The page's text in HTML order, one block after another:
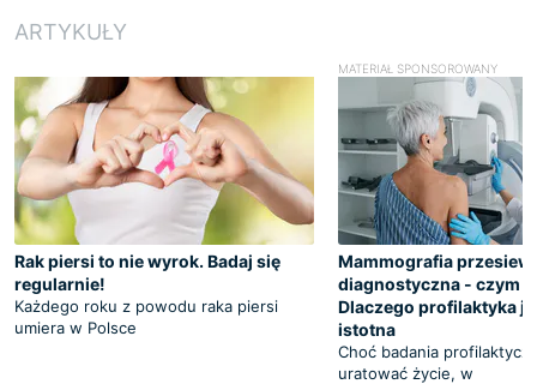
ARTYKUŁY
Rak piersi to nie wyrok. Badaj się
regularnie!
Każdego roku z powodu raka piersi
umiera w Polsce
Mammografia
diagnostyczna - czym
Dlaczego profilaktyka
istotna
Choć badania
uratować życie, w